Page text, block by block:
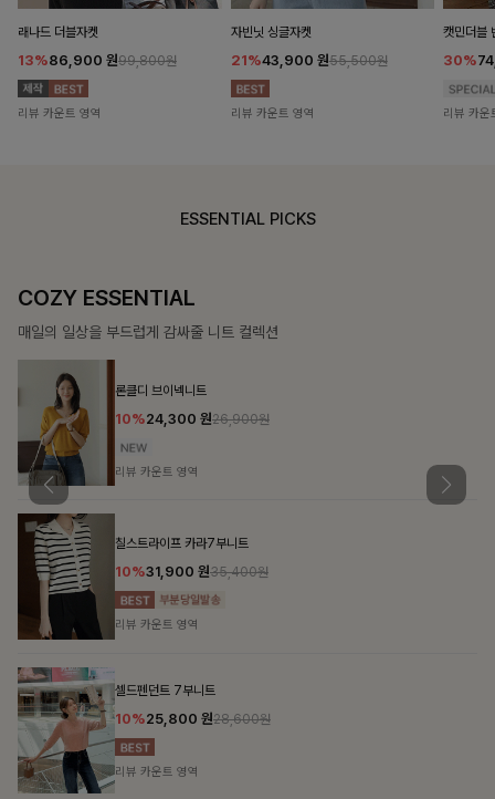
래나드 더블자켓
13%86,900 원99,800원
리뷰 카운트 영역
자빈닛 싱글자켓
21%43,900 원55,500원
리뷰 카운트 영역
캣민더블
30%
리뷰 카운
ESSENTIAL PICKS
COZY ESSENTIAL
매일의 일상을 부드럽게 감싸줄 니트 컬렉션
론클디 브이넥니트
10%24,300 원26,900원
리뷰 카운트 영역
칠스트라이프 카라7부니트
10%31,900 원35,400원
리뷰 카운트 영역
셀드펜던트 7부니트
10%25,800 원28,600원
리뷰 카운트 영역